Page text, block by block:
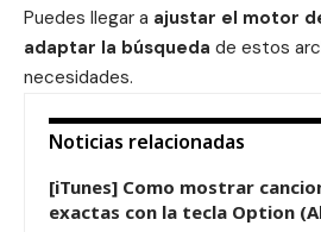
Puedes llegar a ajustar el motor
adaptar la búsqueda de estos
necesidades.
Noticias relacionadas
[iTunes] Como mostrar
exactas con la tecla Option